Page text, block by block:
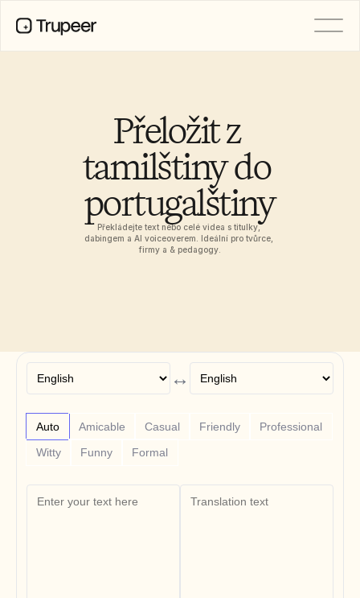
Přeložit z
tamilštiny do
portugalštiny
Překládejte text nebo celé videa s titulky,
dabingem a AI voiceoverem. Ideální pro tvůrce,
firmy a & pedagogy.
↔
Auto Amicable Casual Friendly
Professional
Witty
Funny Formal
AI Screen Recording
Free Tools
FAQs
Announcement
Partner Program
USECASES
Change Management
Sales Enablement
Product Marketing
Customer Success